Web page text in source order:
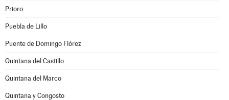
Prioro
Puebla de Lillo
Puente de Domingo Flórez
Quintana del Castillo
Quintana del Marco
Quintana y Congosto